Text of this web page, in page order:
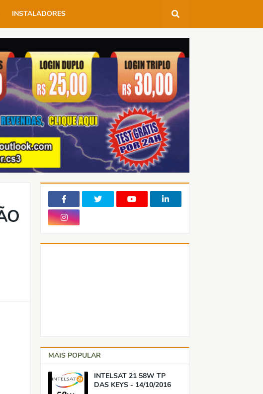
INSTALADORES
MAIS POPULAR
INTELSAT 21 58W TP
DAS KEYS - 14/10/2016